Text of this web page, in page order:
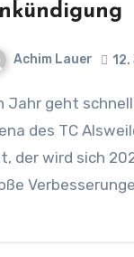
Achim Lauer
des TC
der wird sich